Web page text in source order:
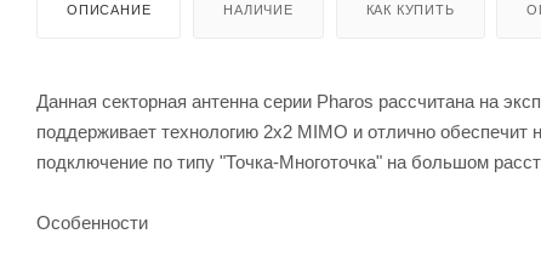
ОПИСАНИЕ НАЛИЧИЕ КАК КУПИТЬ
Данная секторная антенна серии Pharos рассчитана на
поддерживает технологию 2x2 MIMO и отлично
подключение по типу "Точка-Многоточка" на большом
Особенности